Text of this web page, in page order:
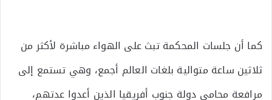
كما أن جلسات المحكمة تبث على الهواء مباشرة لأكثر من
ثلاثين ساعة متوالية بلغات العالم أجمع، وهي تستمع إلى
مرافعة محامي دولة جنوب أفريقيا الذين أعدوا عدتهم،